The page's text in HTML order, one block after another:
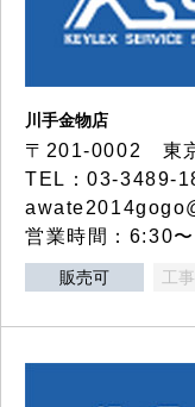
川手金物店
〒201-0002 東
TEL：03-3489-
営業時間：6:30
販売可 工